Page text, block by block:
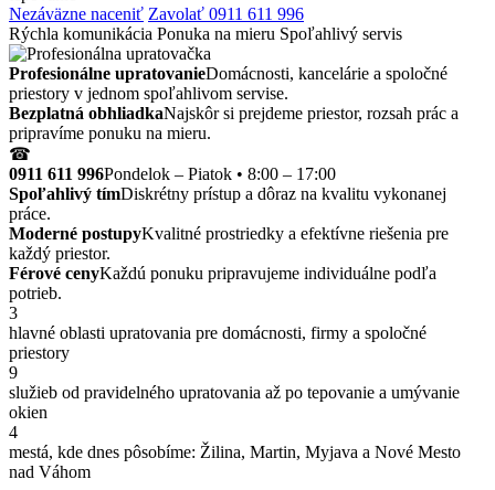
Nezáväzne naceniť Zavolať 0911 611 996
Rýchla komunikácia Ponuka na mieru Spoľahlivý servis
Profesionálne upratovanieDomácnosti, kancelárie a spoločné
priestory v jednom spoľahlivom servise.
Bezplatná obhliadkaNajskôr si prejdeme priestor, rozsah prác a
pripravíme ponuku na mieru.
☎
0911 611 996Pondelok – Piatok • 8:00 – 17:00
Spoľahlivý tímDiskrétny prístup a dôraz na kvalitu vykonanej
práce.
Moderné postupyKvalitné prostriedky a efektívne riešenia pre
každý priestor.
Férové cenyKaždú ponuku pripravujeme individuálne podľa
potrieb.
3
hlavné oblasti upratovania pre domácnosti, firmy a spoločné
priestory
9
služieb od pravidelného upratovania až po tepovanie a umývanie
okien
4
mestá, kde dnes pôsobíme: Žilina, Martin, Myjava a Nové Mesto
nad Váhom